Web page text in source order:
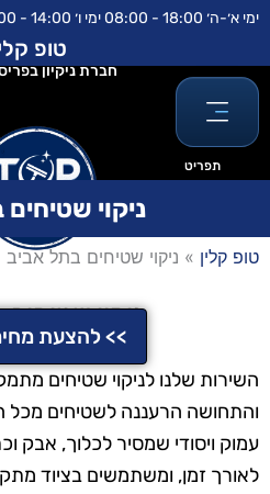
לתוכן
דילוג
ימי א׳-ה׳ 18:00 - 08:00 ימי ו׳ 14:00 - 08:00 שבת וחגים: סגור
תפריט
טופ
חברת ניקיון
ניקוי
טופ קלין » ניקוי שטיחים בתל אביב
ניקוי
>> להצעת
השירות שלנו לניקוי שטיחים
והתחושה הרעננה לשטיחים מכל
עמוק ויסודי שמסיר לכלוך, אבק
לאורך זמן, ומשתמשים בציוד